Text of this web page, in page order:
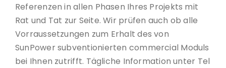
Referenzen in allen Phasen Ihres Projekts mit
Rat und Tat zur Seite. Wir prüfen auch ob alle
Vorraussetzungen zum Erhalt des von
SunPower subventionierten commercial Moduls
bei Ihnen zutrifft. Tägliche Information unter Tel